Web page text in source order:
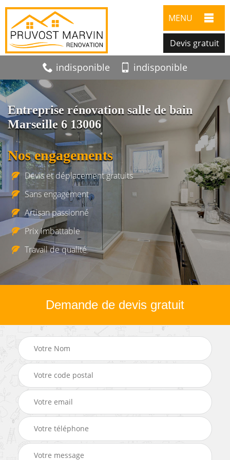
MENU
Devis gratuit
indisponible indisponible
Entreprise rénovation salle de bain
Marseille 6 13006
Nos engagements
Devis et déplacement gratuits
Sans engagement
Artisan passionné
Prix imbattable
Travail de qualité
Demande de devis gratuit